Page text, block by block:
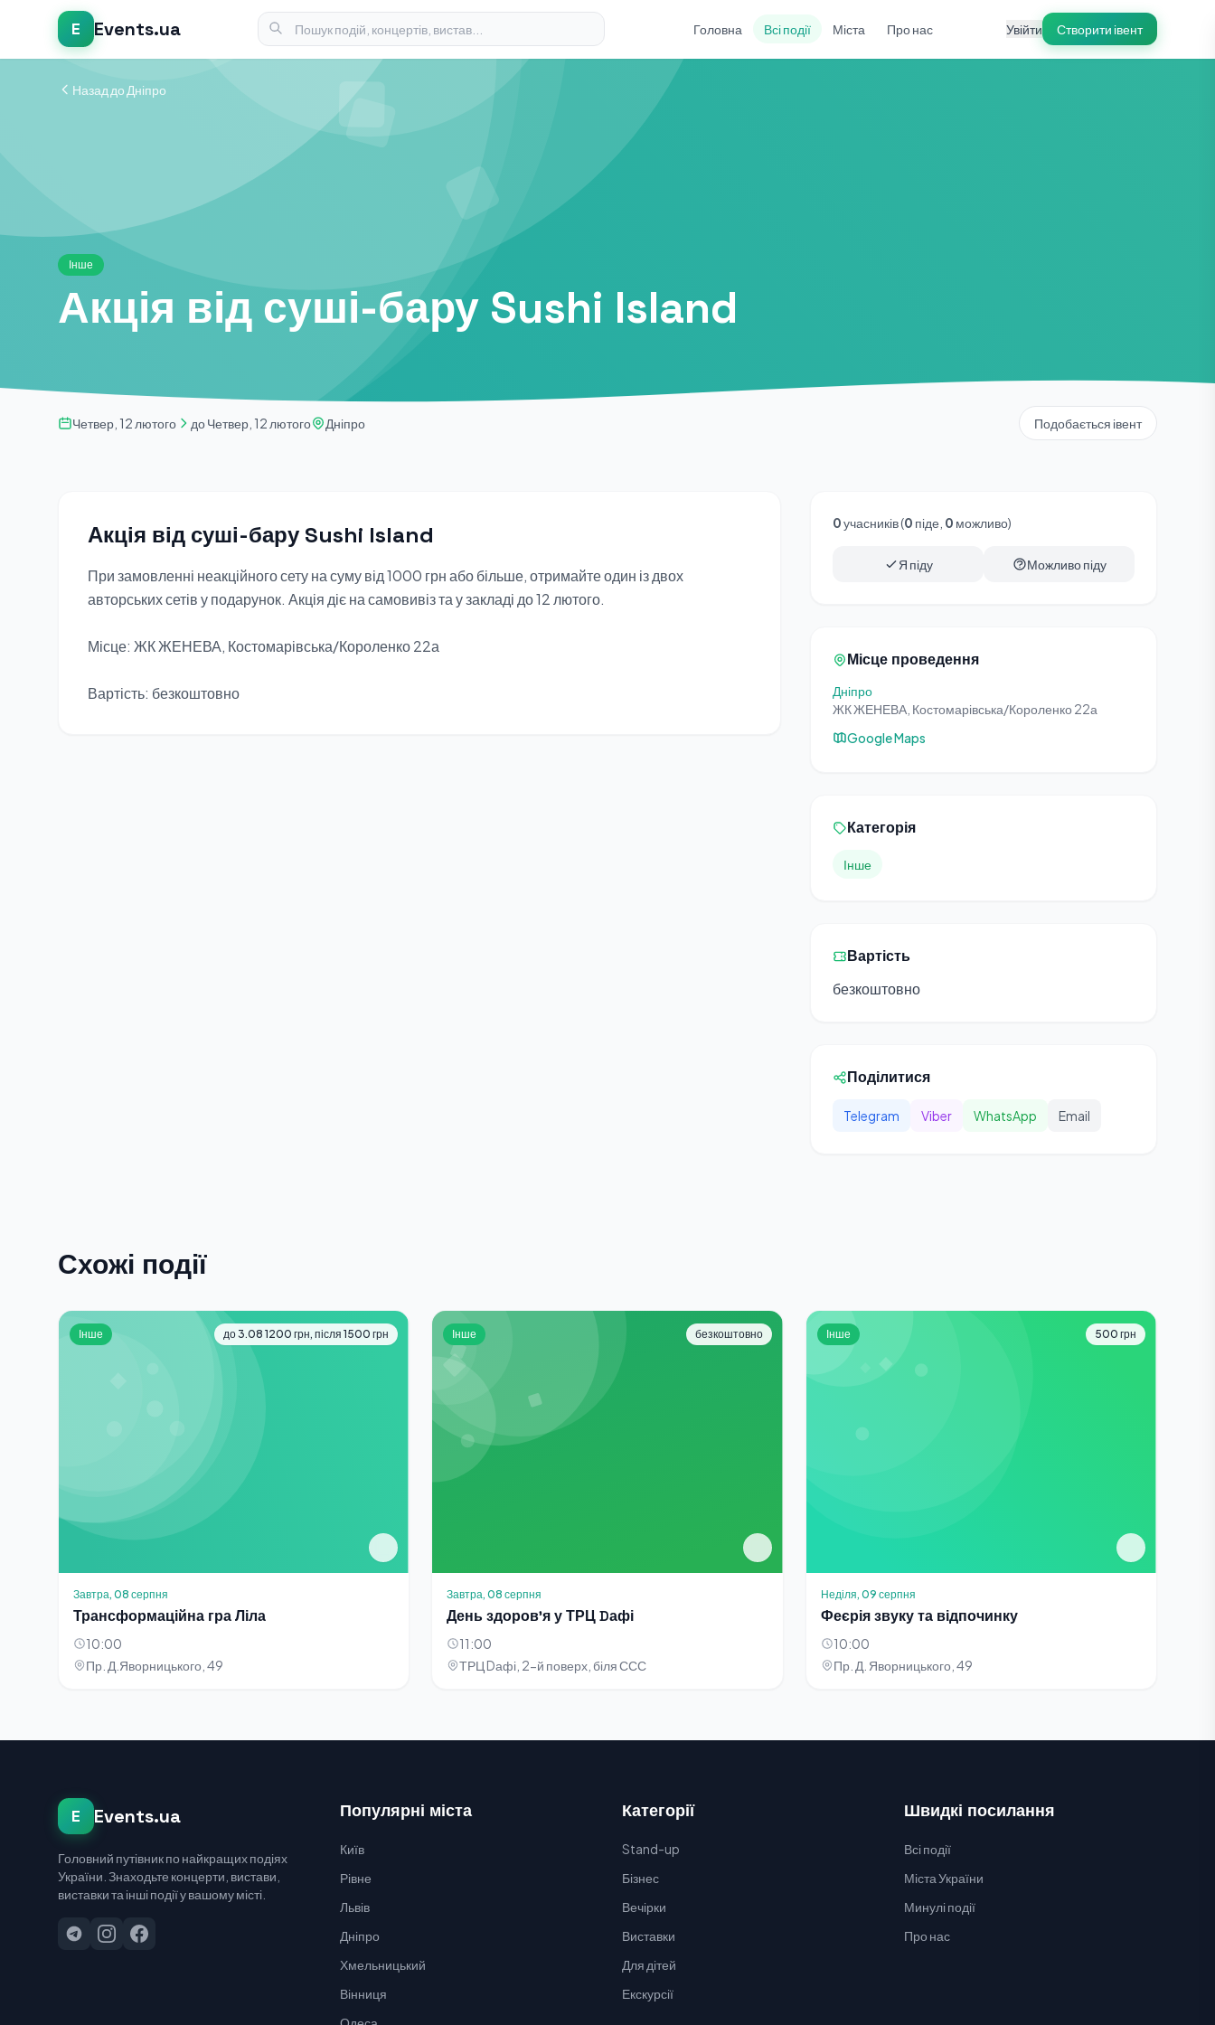
E Events.ua Головна Всі події Міста Про нас Увійти Створити івент
Назад до Дніпро
Інше
Акція від суші-бару Sushi Island
Четвер, 12 лютого до Четвер, 12 лютого Дніпро Подобається івент
Акція від суші-бару Sushi Island
При замовленні неакційного сету на суму від 1000 грн або більше, отримайте один із двох
авторських сетів у подарунок. Акція діє на самовивіз та у закладі до 12 лютого.
Місце: ЖК ЖЕНЕВА, Костомарівська/Короленко 22а
Вартість: безкоштовно
0учасників (0 піде, 0 можливо)
Я піду Можливо піду
Місце проведення
Дніпро
ЖК ЖЕНЕВА, Костомарівська/Короленко 22а
Google Maps
Категорія
Інше
Вартість
безкоштовно
Поділитися
Telegram Viber WhatsApp Email
Схожі події
Інше до 3.08 1200 грн, після 1500 грн
Завтра, 08 серпня
Трансформаційна гра Ліла
10:00
Пр. Д.Яворницького, 49
Інше безкоштовно
Завтра, 08 серпня
День здоровʼя у ТРЦ Dафі
11:00
ТРЦ Dафі, 2-й поверх, біля ССС
Інше 500 грн
Неділя, 09 серпня
Феєрія звуку та відпочинку
10:00
Пр. Д. Яворницького, 49
E Events.ua
Головний путівник по найкращих подіях
України. Знаходьте концерти, вистави,
виставки та інші події у вашому місті.
Популярні міста
Київ
Рівне
Львів
Дніпро
Хмельницький
Вінниця
Категорії
Stand-up
Бізнес
Вечірки
Виставки
Для дітей
Екскурсії
Швидкі посилання
Всі події
Міста України
Минулі події
Про нас